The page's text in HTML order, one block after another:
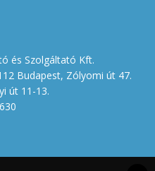
és Szolgáltató Kft.
Budapest, Zólyomi út 47.
út 11-13.